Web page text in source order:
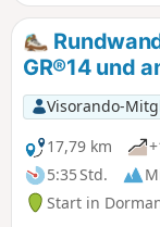
GR®14 und
Visorando-
17,79 km
5:35 Std.
Start in